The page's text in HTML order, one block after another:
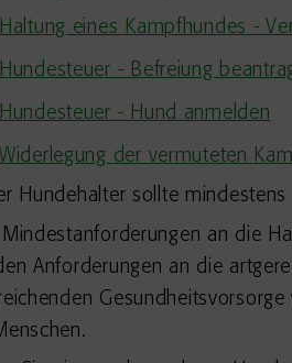
Haltung eines Kampfhundes -
Hundesteuer - Befreiung
Hundesteuer - Hund anmelden
Widerlegung der vermuteten
Hundehalter sollte
Mindestanforderungen an die
Anforderungen an die